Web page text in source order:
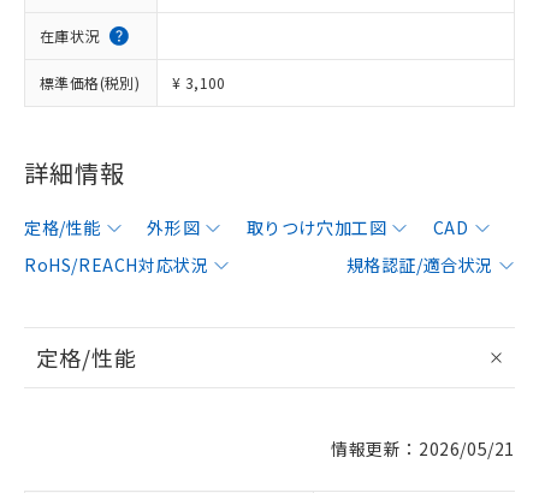
在庫状況
標準価格(税別) ¥ 3,100
詳細情報
定格/性能 外形図 取りつけ穴加工図
CAD
RoHS/REACH対応状況
規格認証/適合状況
定格/性能
情報更新：2026/05/21